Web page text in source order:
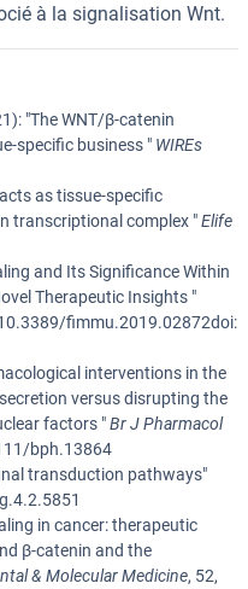
à la signalisation Wnt.
"The WNT/β-catenin
specific business " WIREs
as tissue-specific
transcriptional complex "Elife
and Its Significance Within
Therapeutic Insights "
fimmu.2019.02872doi:
interventions in the
versus disrupting the
factors "Br J Pharmacol
bph.13864
transduction pathways"
in cancer: therapeutic
β-catenin and the
& Molecular Medicine, 52,